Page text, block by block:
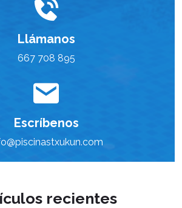
Llámanos
667 708 895
Escríbenos
recientes